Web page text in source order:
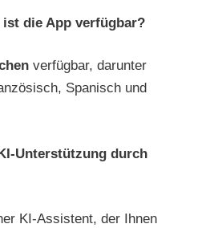
die App verfügbar?
verfügbar, darunter
Spanisch und
Unterstützung durch
KI-Assistent, der Ihnen